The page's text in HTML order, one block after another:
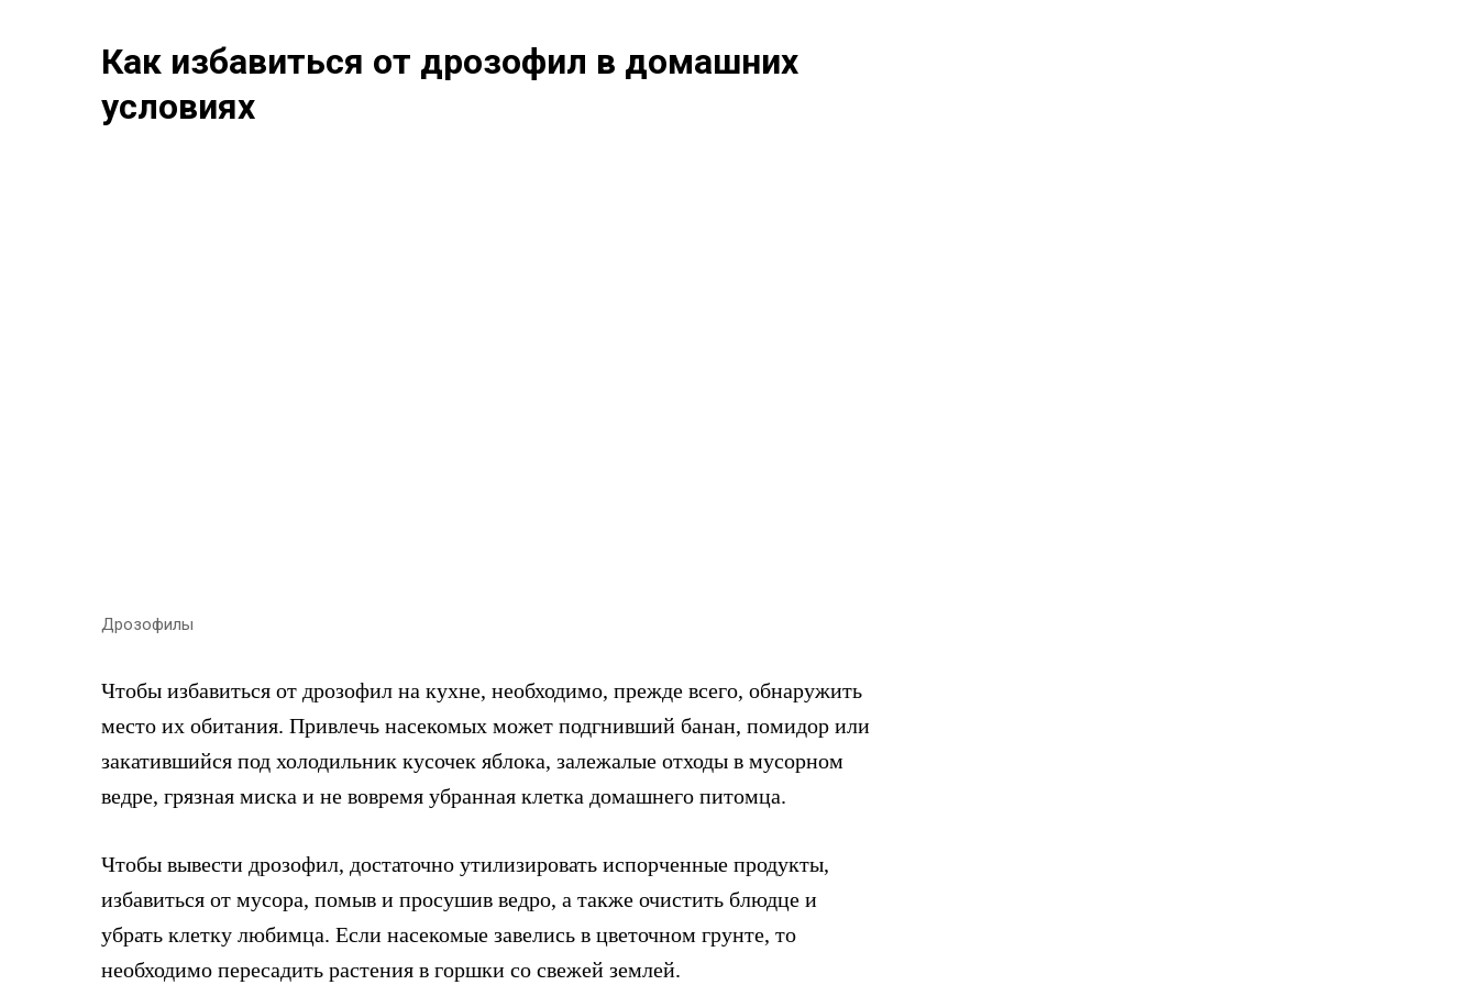
Как избавиться от дрозофил в домашних
условиях
Дрозофилы
Чтобы избавиться от дрозофил на кухне, необходимо, прежде всего, обнаружить
место их обитания. Привлечь насекомых может подгнивший банан, помидор или
закатившийся под холодильник кусочек яблока, залежалые отходы в мусорном
ведре, грязная миска и не вовремя убранная клетка домашнего питомца.
Чтобы вывести дрозофил, достаточно утилизировать испорченные продукты,
избавиться от мусора, помыв и просушив ведро, а также очистить блюдце и
убрать клетку любимца. Если насекомые завелись в цветочном грунте, то
необходимо пересадить растения в горшки со свежей землей.